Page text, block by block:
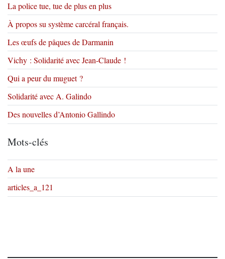
La police tue, tue de plus en plus
À propos su système carcéral français.
Les œufs de pâques de Darmanin
Vichy : Solidarité avec Jean-Claude !
Qui a peur du muguet ?
Solidarité avec A. Galindo
Des nouvelles d’Antonio Gallindo
Mots-clés
A la une
articles_a_121